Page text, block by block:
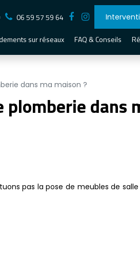
06 59 57 59 64
sur réseaux FAQ & Conseils
dans ma maison ?
dans
pas la pose de meubles de